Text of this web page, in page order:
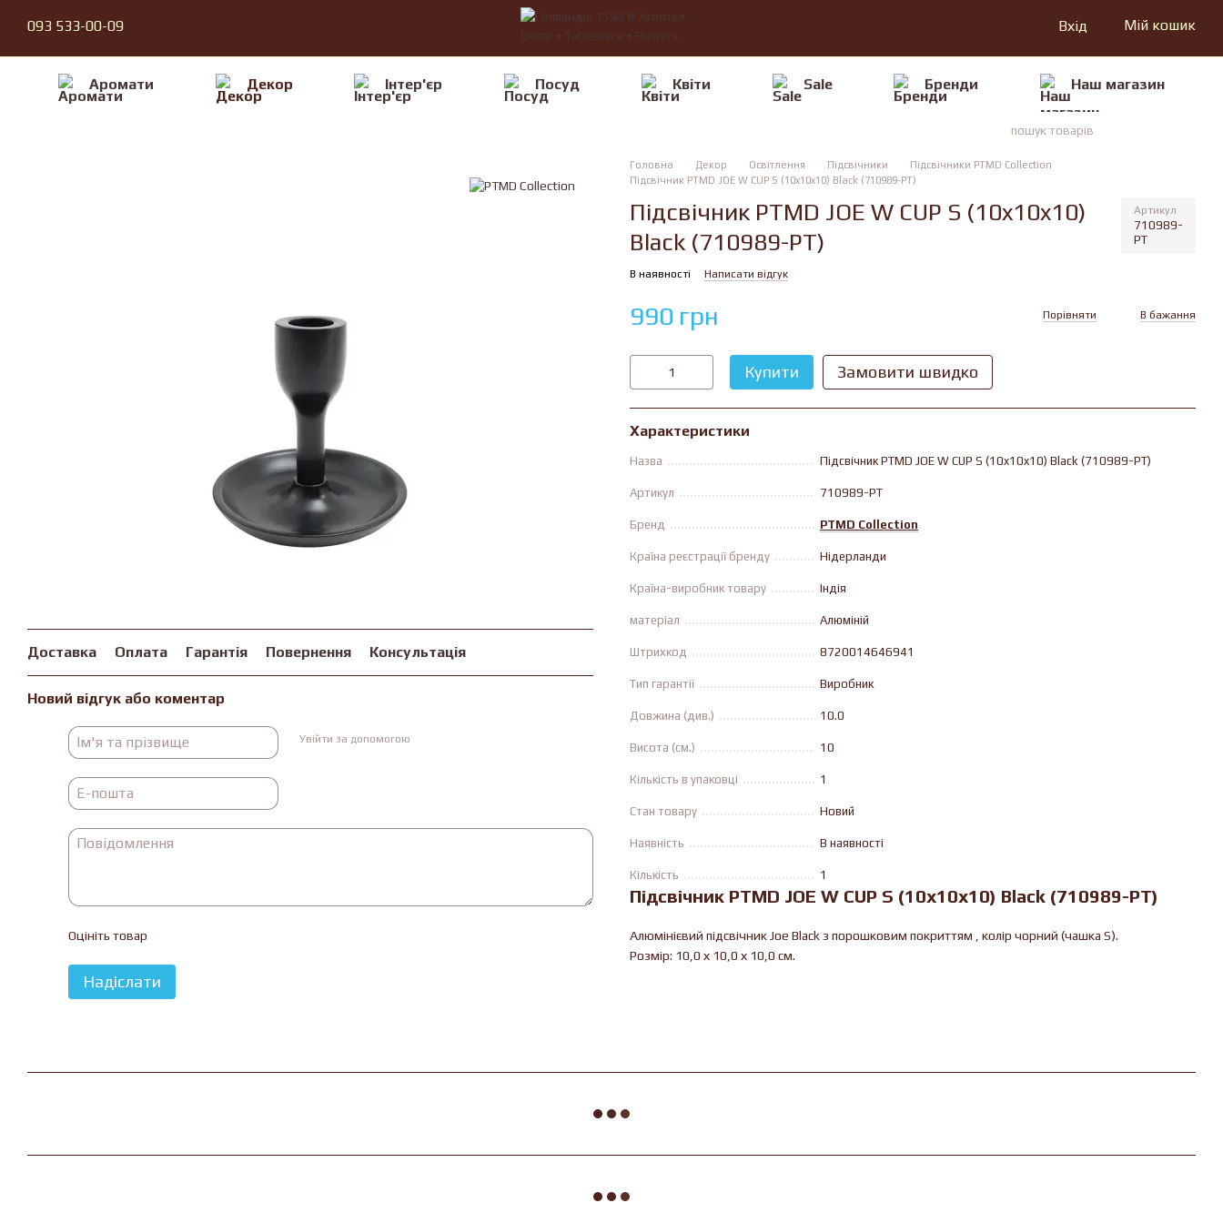
093 533-00-09 Вхід Мій кошик
Аромати Декор Iнтер'єр Посуд Квiти Sale Бренди Наш магазин
Доставка Оплата Гарантія Повернення Консультація
Новий відгук або коментар
Увійти за допомогою
Оцініть товар
Надіслати
Головна Декор Освітлення Підсвічники
Підсвічники PTMD Collection
Підсвічник PTMD JOE W CUP S (10x10x10) Black (710989-PT)
Підсвічник PTMD JOE W CUP S (10x10x10)
Black (710989-PT)
Артикул
710989-
PT
В наявності Написати відгук
990 грн Порівняти В бажання
Купити Замовити швидко
Характеристики
Назва Підсвічник PTMD JOE W CUP S (10x10x10) Black (710989-PT)
Артикул 710989-PT
Бренд PTMD Collection
Країна реєстрації бренду Нідерланди
Країна-виробник товару Індія
матеріал Алюміній
Штрихкод 8720014646941
Тип гарантії Виробник
Довжина (див.) 10.0
Висота (см.) 10
Кількість в упаковці 1
Стан товару Новий
Наявність В наявності
Кількість 1
Підсвічник PTMD JOE W CUP S (10x10x10) Black (710989-PT)
Алюмінієвий підсвічник Joe Black з порошковим покриттям , колір чорний (чашка S).
Розмір: 10,0 х 10,0 х 10,0 см.